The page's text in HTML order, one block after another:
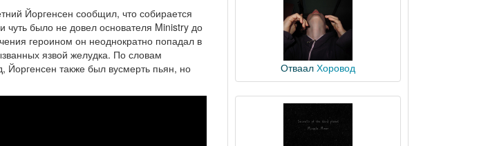
Йоргенсен сообщил, что собирается
чуть было не довел основателя Ministry до
героином он неоднократно попадал в
язвой желудка. По словам
Йоргенсен также был вусмерть пьян, но
Отваал Хоровод